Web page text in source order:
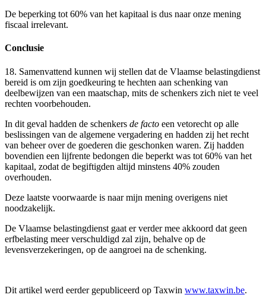
De beperking tot 60% van het kapitaal is dus naar onze mening
fiscaal irrelevant.
Conclusie
18. Samenvattend kunnen wij stellen dat de Vlaamse belastingdienst
bereid is om zijn goedkeuring te hechten aan schenking van
deelbewijzen van een maatschap, mits de schenkers zich niet te veel
rechten voorbehouden.
In dit geval hadden de schenkers de facto een vetorecht op alle
beslissingen van de algemene vergadering en hadden zij het recht
van beheer over de goederen die geschonken waren. Zij hadden
bovendien een lijfrente bedongen die beperkt was tot 60% van het
kapitaal, zodat de begiftigden altijd minstens 40% zouden
overhouden.
Deze laatste voorwaarde is naar mijn mening overigens niet
noodzakelijk.
De Vlaamse belastingdienst gaat er verder mee akkoord dat geen
erfbelasting meer verschuldigd zal zijn, behalve op de
levensverzekeringen, op de aangroei na de schenking.
Dit artikel werd eerder gepubliceerd op Taxwin www.taxwin.be.